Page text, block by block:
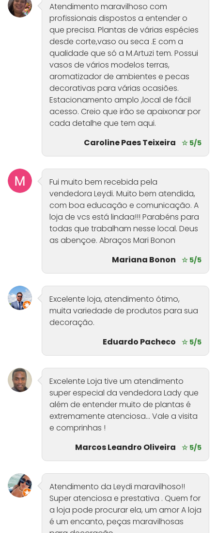
Atendimento maravilhoso com
profissionais dispostos a entender o
que precisa. Plantas de várias espécies
desde corte,vaso ou seca .E com a
qualidade que só a M.Artuzi tem. Possui
vasos de vários modelos terras,
aromatizador de ambientes e pecas
decorativas para várias ocasiões.
Estacionamento amplo ,local de fácil
acesso. Creio que irão se apaixonar por
cada detalhe que tem aqui.
Caroline Paes Teixeira
☆ 5/5
Fui muito bem recebida pela
vendedora Leydi. Muito bem atendida,
com boa educação e comunicação. A
loja de vcs está lindaa!!! Parabéns para
todas que trabalham nesse local. Deus
as abençoe. Abraços Mari Bonon
Mariana Bonon
☆ 5/5
Excelente loja, atendimento ótimo,
muita variedade de produtos para sua
decoração.
Eduardo Pacheco
☆ 5/5
Excelente Loja tive um atendimento
super especial da vendedora Lady que
além de entender muito de plantas é
extremamente atenciosa… Vale a visita
e comprinhas !
Marcos Leandro Oliveira
☆ 5/5
Atendimento da Leydi maravilhoso!!
Super atenciosa e prestativa . Quem for
a loja pode procurar ela, um amor A loja
é um encanto, peças maravilhosas